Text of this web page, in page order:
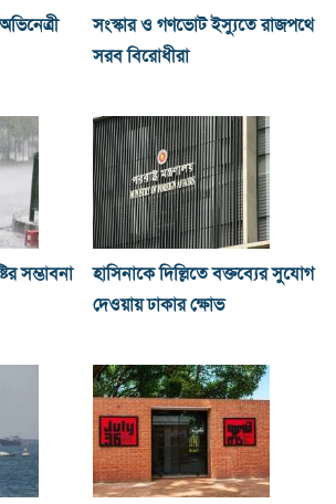
সংস্কার ও গণভোট ইস্যুতে রাজপথে
সরব বিরোধীরা
সম্ভাবনা
হাসিনাকে দিল্লিতে বক্তব্যের সুযোগ
দেওয়ায় ঢাকার ক্ষোভ